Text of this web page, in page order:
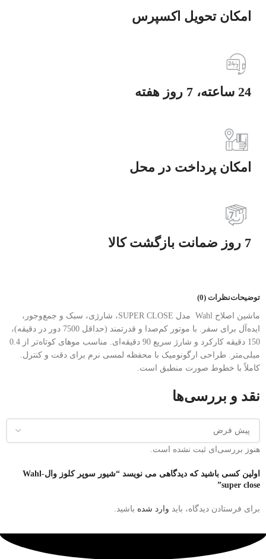
امکان تحویل اکسپرس
24 ساعته، 7 روز هفته
امکان پرداخت در محل
7 روز ضمانت بازگشت کالا
توضیحاتنظرات (0)
ماشین اصلاح Wahl مدل SUPER CLOSE، شارژی، سبک و جمع‌وجور،
ایده‌آل برای سفر. با موتور کم‌صدا و قدرتمند (حداقل 7500 دور در دقیقه)،
150 دقیقه کارکرد و شارژ سریع 90 دقیقه‌ای. مناسب موهای کوتاه‌تر از 0.4
میلی‌متر. طراحی ارگونومیک با محفظه لمسی نرم برای دقت و کنترل.
کاملاً با خطوط صورت منطبق است.
نقد و بررسی‌ها
هنوز بررسی‌ای ثبت نشده است.
اولین کسی باشید که دیدگاهی می نویسد “شیور سوپر کلوز وال-Wahl
super close”
برای فرستادن دیدگاه، باید وارد شده باشید.